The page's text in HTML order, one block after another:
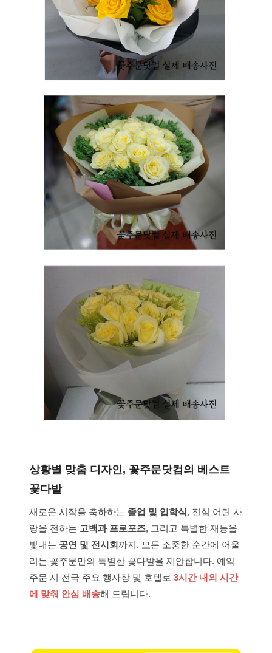
상황별 맞춤 디자인, 꽃주문닷컴의 베스트
꽃다발
새로운 시작을 축하하는 졸업 및 입학식, 진심 어린 사
랑을 전하는 고백과 프로포즈, 그리고 특별한 재능을
빛내는 공연 및 전시회까지. 모든 소중한 순간에 어울
리는 꽃주문만의 특별한 꽃다발을 제안합니다. 예약
주문 시 전국 주요 행사장 및 호텔로 3시간 내외 시간
에 맞춰 안심 배송해 드립니다.